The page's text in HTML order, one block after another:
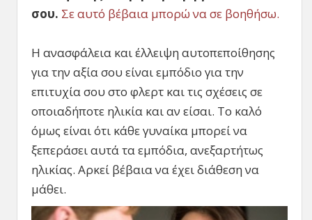
σου. Σε αυτό βέβαια μπορώ να σε βοηθήσω.
Η ανασφάλεια και έλλειψη αυτοπεποίθησης
για την αξία σου είναι εμπόδιο για την
επιτυχία σου στο φλερτ και τις σχέσεις σε
οποιαδήποτε ηλικία και αν είσαι. Το καλό
όμως είναι ότι κάθε γυναίκα μπορεί να
ξεπεράσει αυτά τα εμπόδια, ανεξαρτήτως
ηλικίας. Αρκεί βέβαια να έχει διάθεση να
μάθει.